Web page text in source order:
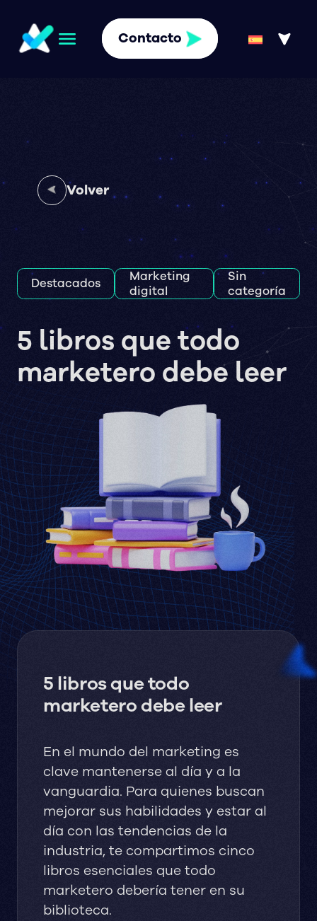
Contacto
Volver
Destacados
Marketing
digital
Sin
categoría
5 libros que todo
marketero debe leer
5 libros que todo
marketero debe leer
En el mundo del marketing es
clave mantenerse al día y a la
vanguardia. Para quienes buscan
mejorar sus habilidades y estar al
día con las tendencias de la
industria, te compartimos cinco
libros esenciales que todo
marketero debería tener en su
biblioteca.